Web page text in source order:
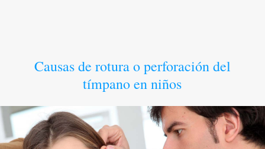
Causas de rotura o perforación del
tímpano en niños